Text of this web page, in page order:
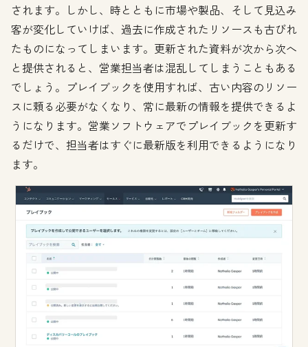
されます。しかし、時とともに市場や製品、そして見込み
客が変化していけば、過去に作成されたリソースも古びれ
たものになってしまいます。更新された資料が次から次へ
と提供されると、営業担当者は混乱してしまうこともある
でしょう。プレイブックを使用すれば、古い内容のリソー
スに頼る必要がなくなり、常に最新の情報を提供できるよ
うになります。営業ソフトウェアでプレイブックを更新す
るだけで、担当者はすぐに最新版を利用できるようになり
ます。